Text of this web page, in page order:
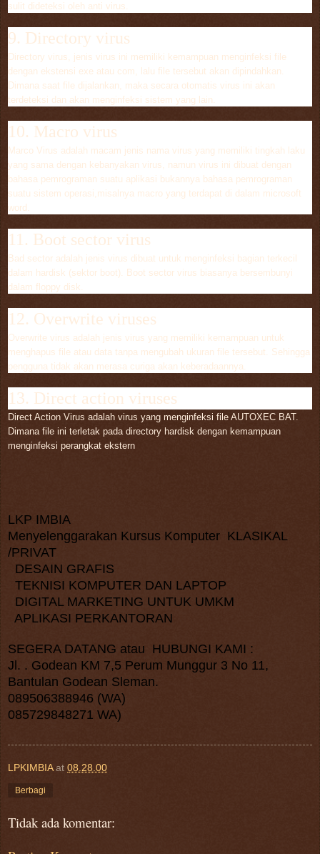
sulit dideteksi oleh anti virus.
9. Directory virus
Directory virus, jenis virus ini memiliki kemampuan menginfeksi file
dengan ekstensi exe atau com, lalu file tersebut akan dipindahkan.
Dimana saat file dijalankan, maka secara otomatis virus ini akan
terdeteksi dan akan menginfeksi sistem yang lain.
10. Macro virus
Marco Virus adalah macam jenis nama virus yang memiliki tingkah laku
yang sama dengan kebanyakan virus, namun virus ini dibuat dengan
bahasa pemrograman suatu aplikasi bukannya bahasa pemrograman
suatu sistem operasi,misalnya macro yang terdapat di dalam microsoft
word.
11. Boot sector virus
Bad sector adalah jenis virus dibuat untuk menginfeksi bagian terkecil
dalam hardisk (sektor boot). Boot sector virus biasanya bersembunyi
dalam floppy disk.
12. Overwrite viruses
Overwrite virus adalah jenis virus yang memiliki kemampuan untuk
menghapus file atau data tanpa mengubah ukuran file tersebut. Sehingga
pengguna tidak akan merasa curiga akan keberadaannya.
13. Direct action viruses
Direct Action Virus adalah virus yang menginfeksi file AUTOXEC BAT.
Dimana file ini terletak pada directory hardisk dengan kemampuan
menginfeksi perangkat ekstern
LKP IMBIA
Menyelenggarakan Kursus Komputer KLASIKAL
/PRIVAT
DESAIN GRAFIS
TEKNISI KOMPUTER DAN LAPTOP
DIGITAL MARKETING UNTUK UMKM
APLIKASI PERKANTORAN
SEGERA DATANG atau HUBUNGI KAMI :
Jl. . Godean KM 7,5 Perum Munggur 3 No 11,
Bantulan Godean Sleman.
089506388946 (WA)
085729848271 WA)
LPKIMBIA at 08.28.00
Berbagi
Tidak ada komentar: